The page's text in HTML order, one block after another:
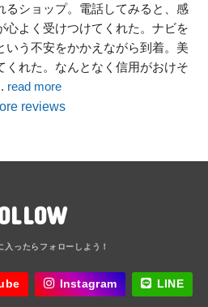
るショップ。電話してみると、感
心よく受けつけてくれた。ナビを
いう不安をかかえながら到着。美
くれた。なんとなく信用がおけそ
read more
reviews
Instagram LINE